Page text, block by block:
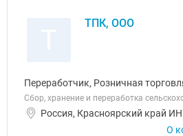
ТПК, ООО
Переработчик, Розничная
Сбор, хранение и переработка
Россия, Красноярский край
О